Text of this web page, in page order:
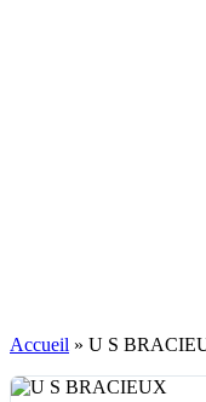
Accueil » U S